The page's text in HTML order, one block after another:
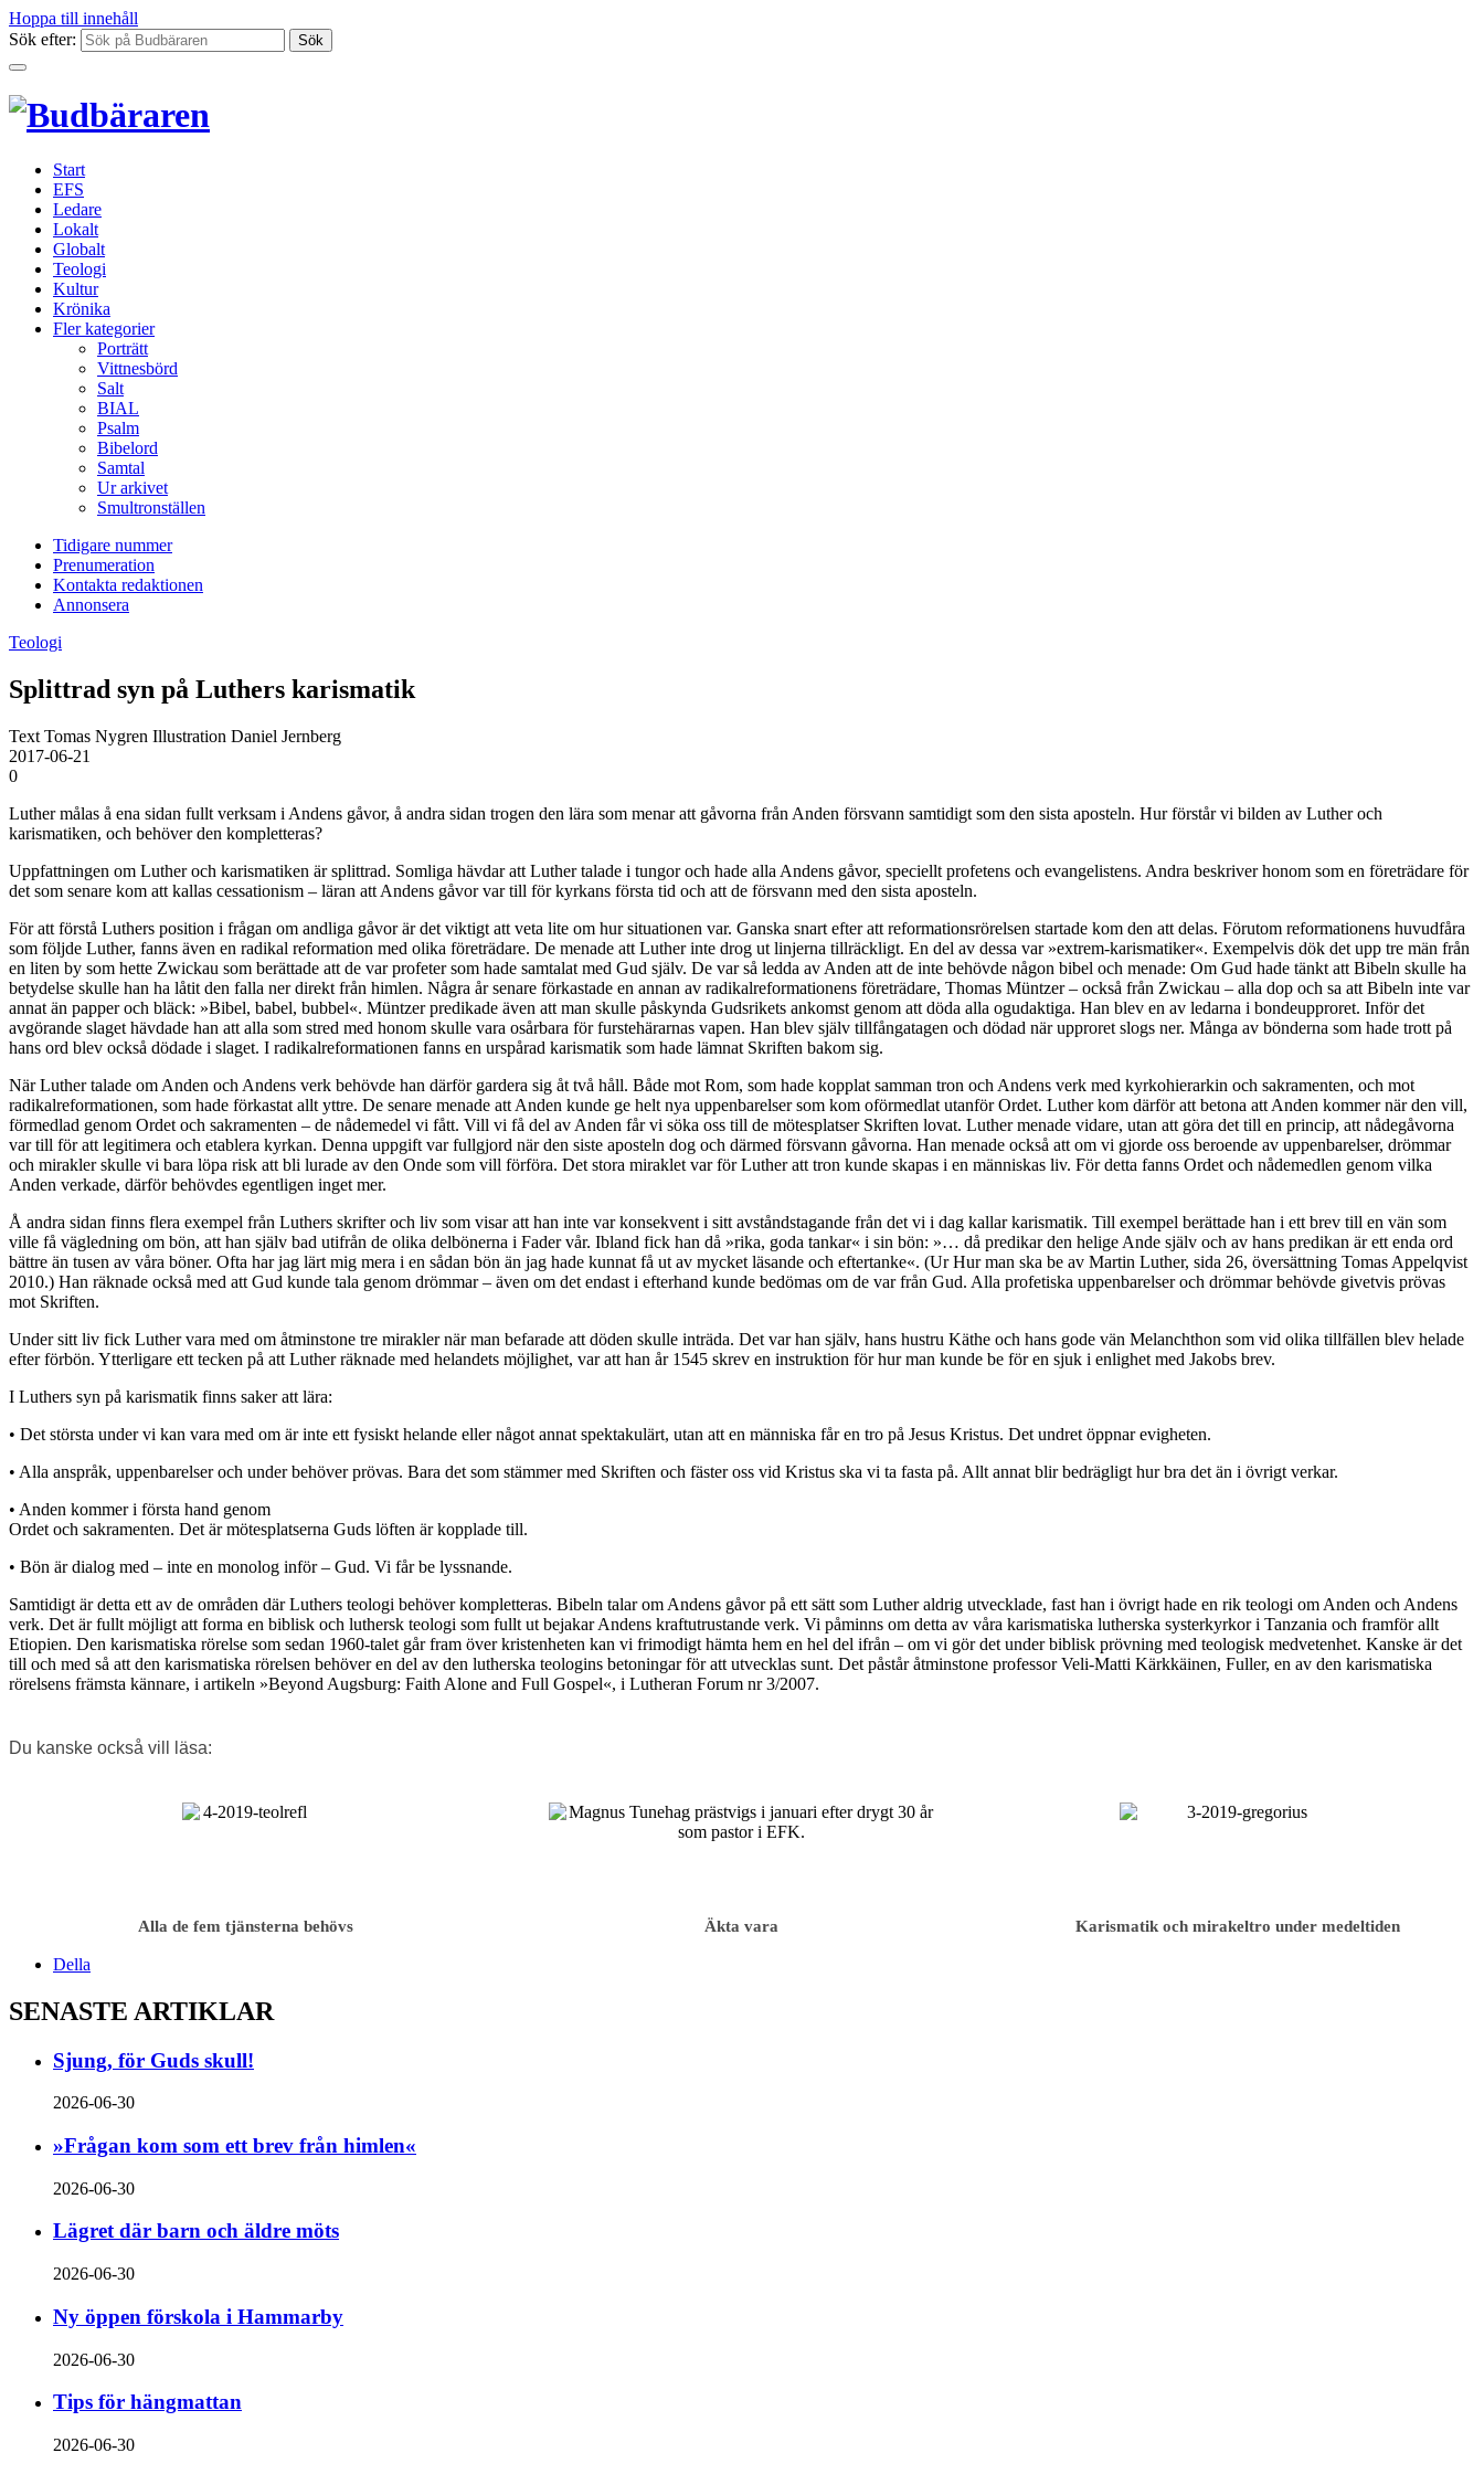
Hoppa till innehåll
Sök efter:
Start
EFS
Ledare
Lokalt
Globalt
Teologi
Kultur
Krönika
Fler kategorier
Porträtt
Vittnesbörd
Salt
BIAL
Psalm
Bibelord
Samtal
Ur arkivet
Smultronställen
Tidigare nummer
Prenumeration
Kontakta redaktionen
Annonsera
Teologi
Splittrad syn på Luthers karismatik
Text Tomas Nygren Illustration Daniel Jernberg
2017-06-21
0
Luther målas å ena sidan fullt verksam i Andens gåvor, å andra sidan trogen den lära som menar att gåvorna från Anden försvann samtidigt som den sista aposteln. Hurförstår vi bilden av Luther och
karismatiken, och behöverden kompletteras?
Uppfattningen om Luther och karismatiken är splittrad. Somliga hävdar att Luther talade i tungor och hade alla Andens gåvor, speciellt profetens och evangelistens. Andra beskriver honom som en företrädare för
det som senare kom att kallas cessationism – läran att Andens gåvor var till för kyrkans första tid och att de försvann med den sista aposteln.
För att förstå Luthers position i frågan om andliga gåvor är det viktigt att veta lite om hur situationen var. Ganska snart efter att reformationsrörelsen startade kom den att delas. Förutom reformationens huvudfåra
som följde Luther, fanns även en radikal reformation med olika företrädare. De menade att Luther inte drog ut linjerna tillräckligt. En del av dessa var »extrem-karismatiker«. Exempelvis dök det upp tre män från
en liten by som hette Zwickau som berättade att de var profeter som hade samtalat med Gud själv. De var så ledda av Anden att de inte behövde någon bibel och menade: Om Gud hade tänkt att Bibeln skulle ha
betydelse skulle han ha låtit den falla ner direkt från himlen. Några år senare förkastade en annan av radikalreformationens företrädare, Thomas Müntzer – också från Zwickau – alla dop och sa att Bibeln inte var
annat än papper och bläck: »Bibel, babel, bubbel«. Müntzer predikade även att man skulle påskynda Gudsrikets ankomst genom att döda alla ogudaktiga. Han blev en av ledarna i bondeupproret. Inför det
avgörande slaget hävdade han att alla som stred med honom skulle vara osårbara för furstehärarnas vapen. Han blev själv till­fånga­tagen och dödad när upproret slogs ner. Många av bönderna som hade trott på
hans ord blev också dödade i slaget. I radikalreformationen fanns en urspårad karismatik som hade lämnat Skriften bakom sig.
När Luther talade om Anden och Andens verk behövde han därför gardera sig åt två håll. Både mot Rom, som hade kopplat samman tron och Andens verk med kyrkohierarkin och sakramenten, och mot
radikalreformationen, som hade förkastat allt yttre. De senare menade att Anden kunde ge helt nya uppenbarelser som kom oförmedlat utanför Ordet. Luther kom därför att betona att Anden kommer när den vill,
förmedlad genom Ordet och sakramenten – de nådemedel vi fått. Vill vi få del av Anden får vi söka oss till de mötesplatser Skriften lovat. Luther menade vidare, utan att göra det till en princip, att nådegåvorna
var till för att legitimera och etablera kyrkan. Denna uppgift var fullgjord när den siste aposteln dog och därmed försvann gåvorna. Han menade också att om vi gjorde oss beroende av uppenbarelser, drömmar
och mirakler skulle vi bara löpa risk att bli lurade av den Onde som vill förföra. Det stora miraklet var för Luther att tron kunde skapas i en män­niskas liv. För detta fanns Ordet och nådemedlen genom vilka
Anden verkade, därför behövdes egentligen inget mer.
Å andra sidan finns flera exempel från Luthers skrifter och liv som visar att han inte var konsekvent i sitt avståndstagande från det vi i dag kallar karismatik. Till exempel berättade han i ett brev till en vän som
ville få vägledning om bön, att han själv bad utifrån de olika delbönerna i Fader vår. Ibland fick han då »rika, goda tankar« i sin bön: »… då predikar den helige Ande själv och av hans predikan är ett enda ord
bättre än tusen av våra böner. Ofta har jag lärt mig mera i en sådan bön än jag hade kunnat få ut av mycket läsande och eftertanke«. (Ur Hur man ska be av Martin Luther, sida 26, översättning Tomas Appelqvist
2010.) Han räknade också med att Gud kunde tala genom drömmar – även om det endast i efterhand kunde bedömas om de var från Gud. Alla profetiska uppenbarelser och drömmar behövde givetvis prövas
mot Skriften.
Under sitt liv fick Luther vara med om åtminstone tre mirakler när man befarade att döden skulle inträda. Det var han själv, hans hustru Käthe och hans gode vän Melanchthon som vid olika tillfällen blev helade
efter förbön. Ytterligare ett tecken på att Luther räknade med helandets möjlighet, var att han år 1545 skrev en instruktion för hur man kunde be för en sjuk i enlighet med Jakobs brev.
I Luthers syn på karismatik finns saker att lära:
• Det största under vi kan vara med om är inte ett fysiskt helande eller något annat spektakulärt, utan att en människa får en tro på Jesus Kristus. Det undret öppnar evig­­he­ten.
• Alla anspråk, uppenbarelser och under behöver prövas. Bara det som stämmer med Skriften och fäster oss vid Kristus ska vi ta fasta på. Allt annat blir bedrägligt hur bra det än i övrigt verkar.
• Anden kommer i första hand genom
Ordet och sakramenten. Det är mötesplatserna Guds löften är kopplade till.
• Bön är dialog med – inte en monolog inför – Gud. Vi får be lyssnande.
Samtidigt är detta ett av de områden där Luthers teologi behöver kompletteras. Bibeln talar om Andens gåvor på ett sätt som Luther aldrig utvecklade, fast han i övrigt hade en rik teologi om Anden och Andens
verk. Det är fullt möjligt att forma en biblisk och luthersk teologi som fullt ut bejakar Andens kraftutrustande verk. Vi påminns om detta av våra karismatiska lutherska systerkyrkor i Tanzania och framför allt
Etiopien. Den karismatiska rörelse som sedan 1960-talet går fram över kristenheten kan vi frimodigt hämta hem en hel del ifrån – om vi gör det under biblisk prövning med teologisk medvetenhet. Kanske är det
till och med så att den karismatiska rörelsen behöver en del av den lutherska teologins betoningar för att utvecklas sunt. Det påstår åtminstone professor Veli-Matti Kärkkäinen, Fuller, en av den karismatiska
rörelsens främsta kännare, i artikeln »Beyond Augsburg: Faith Alone and Full Gospel«, i Lutheran Forum nr 3/2007.
Du kanske också vill läsa:
Alla de fem tjänsterna behövs Äkta vara Karismatik och mirakeltro under medeltiden
Della
SENASTE ARTIKLAR
Sjung, för Guds skull!
2026-06-30
»Frågan kom som ett brev från himlen«
2026-06-30
Lägret där barn och äldre möts
2026-06-30
Ny öppen förskola i Hammarby
2026-06-30
Tips för hängmattan
2026-06-30